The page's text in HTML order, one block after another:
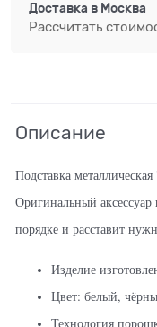
Доставка в Москва
Рассчитать
Описание
Подставка
Оригинальный
порядке и расставит
Изделие
Цвет: белый,
Технология